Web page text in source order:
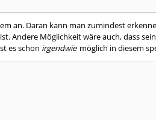
an. Daran kann man zumindest
Andere Möglichkeit wäre auch, dass
es schon irgendwie möglich in diesem